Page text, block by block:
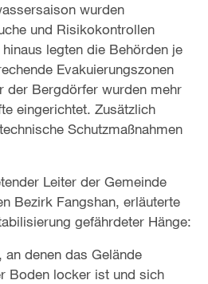
wurden
und Risikokontrollen
legten die Behörden je
Evakuierungszonen
der Bergdörfer wurden mehr
eingerichtet. Zusätzlich
Schutzmaßnahmen
Leiter der Gemeinde
Bezirk Fangshan, erläuterte
gefährdeter Hänge:
an denen das Gelände
Boden locker ist und sich